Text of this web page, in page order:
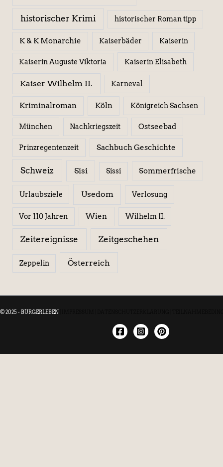
historischer Krimi historischer Roman tipp
K & K Monarchie Kaiserbäder Kaiserin
Kaiserin Auguste Viktoria Kaiserin Elisabeth
Kaiser Wilhelm II. Karneval
Kriminalroman Köln Königreich Sachsen
München Nachkriegszeit Ostseebad
Prinzregentenzeit Sachbuch Geschichte
Schweiz Sisi Sissi Sommerfrische
Urlaubsziele Usedom Verlosung
Vor 110 Jahren Wien Wilhelm II.
Zeitereignisse Zeitgeschehen
Zeppelin Österreich
© 2025 - BÜRGERLEBEN